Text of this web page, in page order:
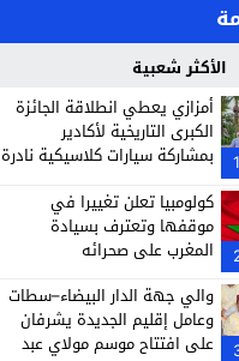
الأكثر شعبية
1
أمزازي يعطي انطلاقة الجائزة
الكبرى التاريخية لأكادير
بمشاركة سيارات كلاسيكية نادرة
كولومبيا تعلن تغييرا في
موقفها وتعترف بسيادة
المغرب على صحرائه
والي جهة الدار البيضاء–سطات
وعامل إقليم الجديدة يشرفان
على افتتاح موسم مولاي عبد